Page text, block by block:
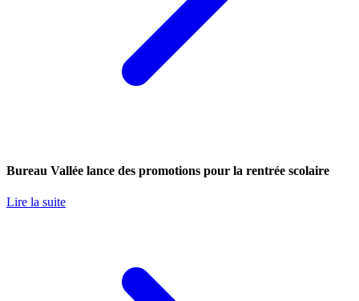
Bureau Vallée lance des promotions pour la rentrée scolaire
Lire la suite